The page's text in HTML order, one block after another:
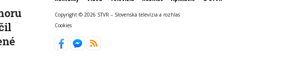
Copyright © 2026 STVR – Slovenská televízia a rozhlas
Cookies